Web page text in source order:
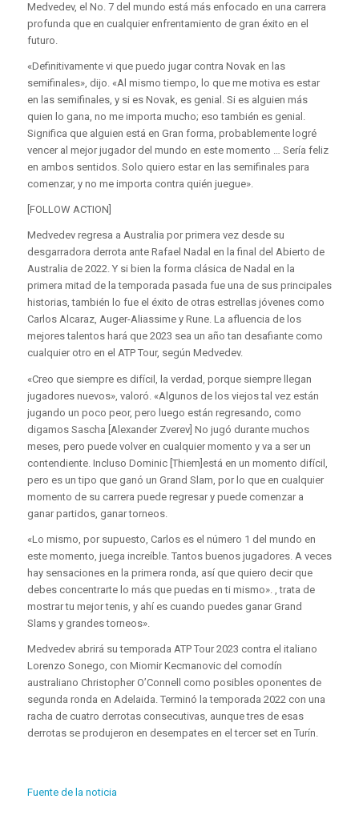
Medvedev, el No. 7 del mundo está más enfocado en una carrera
profunda que en cualquier enfrentamiento de gran éxito en el
futuro.
«Definitivamente vi que puedo jugar contra Novak en las
semifinales», dijo. «Al mismo tiempo, lo que me motiva es estar
en las semifinales, y si es Novak, es genial. Si es alguien más
quien lo gana, no me importa mucho; eso también es genial.
Significa que alguien está en Gran forma, probablemente logré
vencer al mejor jugador del mundo en este momento … Sería feliz
en ambos sentidos. Solo quiero estar en las semifinales para
comenzar, y no me importa contra quién juegue».
[FOLLOW ACTION]
Medvedev regresa a Australia por primera vez desde su
desgarradora derrota ante Rafael Nadal en la final del Abierto de
Australia de 2022. Y si bien la forma clásica de Nadal en la
primera mitad de la temporada pasada fue una de sus principales
historias, también lo fue el éxito de otras estrellas jóvenes como
Carlos Alcaraz, Auger-Aliassime y Rune. La afluencia de los
mejores talentos hará que 2023 sea un año tan desafiante como
cualquier otro en el ATP Tour, según Medvedev.
«Creo que siempre es difícil, la verdad, porque siempre llegan
jugadores nuevos», valoró. «Algunos de los viejos tal vez están
jugando un poco peor, pero luego están regresando, como
digamos Sascha [Alexander Zverev] No jugó durante muchos
meses, pero puede volver en cualquier momento y va a ser un
contendiente. Incluso Dominic [Thiem]está en un momento difícil,
pero es un tipo que ganó un Grand Slam, por lo que en cualquier
momento de su carrera puede regresar y puede comenzar a
ganar partidos, ganar torneos.
«Lo mismo, por supuesto, Carlos es el número 1 del mundo en
este momento, juega increíble. Tantos buenos jugadores. A veces
hay sensaciones en la primera ronda, así que quiero decir que
debes concentrarte lo más que puedas en ti mismo». , trata de
mostrar tu mejor tenis, y ahí es cuando puedes ganar Grand
Slams y grandes torneos».
Medvedev abrirá su temporada ATP Tour 2023 contra el italiano
Lorenzo Sonego, con Miomir Kecmanovic del comodín
australiano Christopher O’Connell como posibles oponentes de
segunda ronda en Adelaida. Terminó la temporada 2022 con una
racha de cuatro derrotas consecutivas, aunque tres de esas
derrotas se produjeron en desempates en el tercer set en Turín.
Fuente de la noticia